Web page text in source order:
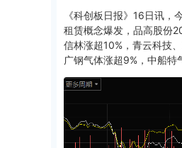
《科创板日报》16日讯，
租赁概念爆发，品高股份
信林涨超10%，青云科技
广钢气体涨超9%，中船特